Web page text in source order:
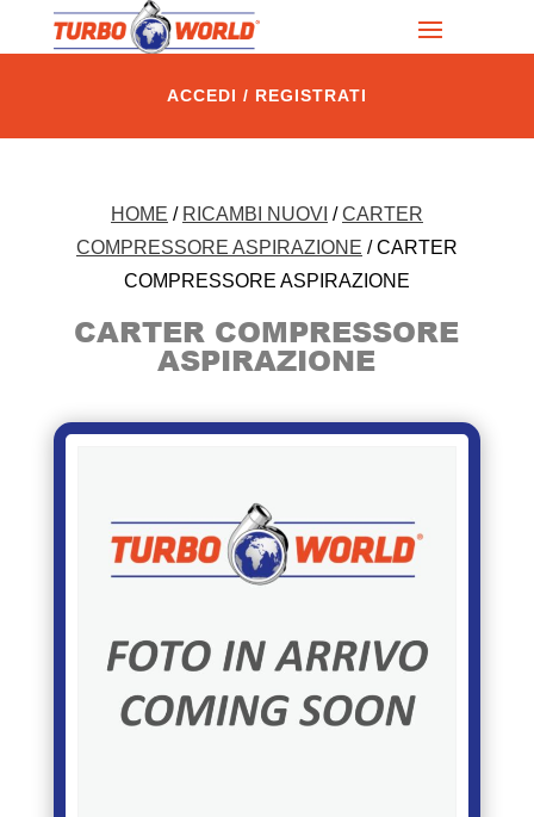
ACCEDI / REGISTRATI
HOME / RICAMBI NUOVI /CARTER
COMPRESSORE ASPIRAZIONE / CARTER
COMPRESSORE ASPIRAZIONE
CARTER COMPRESSORE
ASPIRAZIONE